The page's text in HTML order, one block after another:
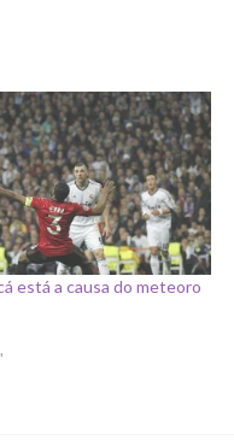
está a causa do meteoro